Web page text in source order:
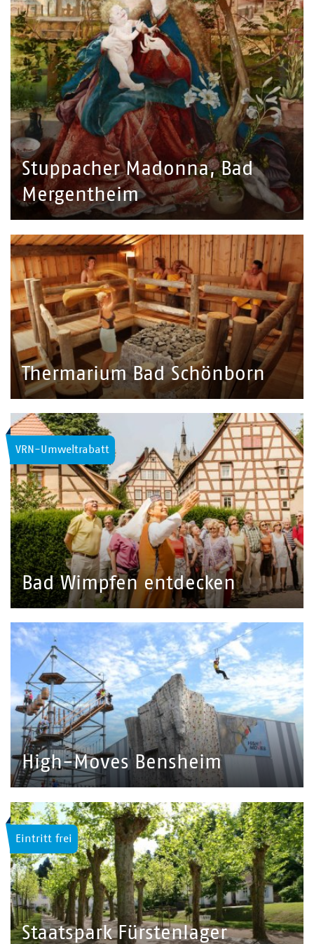
Stuppacher Madonna, Bad
Mergentheim
Thermarium Bad Schönborn
VRN-Umweltrabatt
Bad Wimpfen entdecken
High-Moves Bensheim
Eintritt frei
Staatspark Fürstenlager